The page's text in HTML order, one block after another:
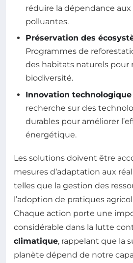
réduire la dépendance
polluantes.
Préservation des
Programmes de
des habitats naturels pour
biodiversité.
Innovation technologique
recherche sur des
durables pour améliorer
énergétique.
Les solutions doivent être
mesures d’adaptation aux
telles que la gestion des
l’adoption de pratiques
Chaque action porte une
considérable dans la lutte
climatique, rappelant que la
planète dépend de notre